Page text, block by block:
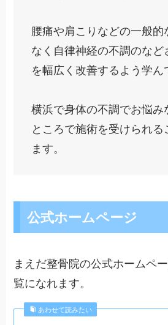
腰痛や肩こりなどの一般
なく自律神経の不調のな
を幅広く改善するよう学ん
横浜で身体の不調でお悩
ところで施術を受けられる
ます。
公式ホームページ
まえだ整骨院の公式ホームペ
覧になれます。
あわせて読みたい